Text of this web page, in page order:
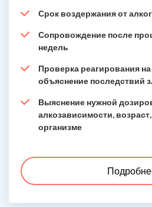
Срок воздержания от
Сопровождение после
недель
Проверка реагирования
объяснение последствий
Выяснение нужной
алкозависимости,
организме